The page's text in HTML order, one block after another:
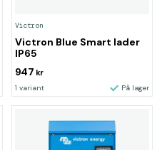
Victron
Victron Blue Smart lader
IP65
947 kr
1 variant På lager